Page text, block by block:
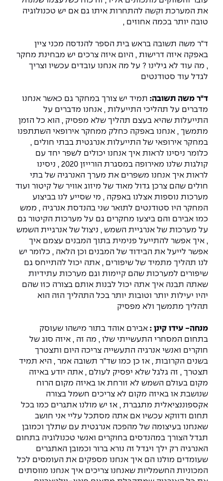
את המערכת וקשה להתחרות איתו גם אם יש טכנולוגיה
טובה יותר בכמה אחוזים ,
ד"ר משה תשובה בראש בית הספר להנדסה מכני ציין
באפקה איזה דרישות , היום איזה צרכים יש מבחינת מחקר
, מה עוד לא גילינו ? על מה אנחנו עובדים עכשיו וצריך
לגדל עוד סטודנטים
ד"ר משה תשובה: תמיד יש צורך במחקר גם כאשר אנחנו
מדברים על תהליכי התייעלות , אנחנו מדברים על
התייעלות שהיא בעצם תהליך שלא מפסיק , הוא כל הזמן
מתמשך , אנחנו באפקה כחלק ממחקר אירופאי השתתפנו
במחקר אירופאי של התייעלות אנרגטית בבתי חולים ,
כלומר ניסינו לראות איך אנחנו יכולים לשפר יחד עם
קולגות שלנו מאירופה במסגרת הורייזן 2020 , ניסינו
לראות איך אנחנו משפרים את מערך האנרגיה של בתי
חולים שהם צרכן גדול מאוד של מיזוג אוויר של קיטור ועוד
מערכות נוספות אצלנו באפקה , מי שסייע לנו בביצוע
המחקר היו סטודנטים לתואר שני בהנדסת אנרגיה , ממש
כמו אבירם והם ביצעו מחקרים גם על מערכות הקיטור גם
על מערכות של אנרגיית השמש , ניצול של אנרגיית השמש
, איך אפשר להתייעל פנימית בתוך המבנים עצמם איך
אפשר לייעל את הבידוד של המבנים וכן הלאה , כלומר יש
לנו תהליך מתמיד של שיפורים , אתה יכול להתייחס גם
שיפורים למערכות שהם קיימות וגם מערכות עתידיות
שאתה תבנה איך אתה יכול לבנות אותם בצורה כזו שהם
יהיו יעילות יותר וטובות יותר בכל התהליך הזה הוא
תהליך מתמשך ולא מפסיק
מנחה- עידו קינן : אבירם אוהד בתור מישהו שעוסק
בתחום המסחרי התעשייתי שלו , מה זה , איזה סוג של
חוקרים ואנשי אנרגיה התעשייה צריכה היום ותצטרך
בשנים הקרובות , אז כן כמו שד"ר תשובה אמר , היא תמיד
תצטרך , זה גלגל שלא יפסיק לעולם , אתה יודע באיזה
מקום בעולם השמש לא זורחת או באיזה מקום הרוח
שנושבת או באיזה מקום לא צריכים חשמל בצורה
אקספוננציאלית מתגברת , אז יש מולנו אתגרים כמו בכל
תחום ודווקא עכשיו אם אתה מסתכל עליי אני חושב
שאנחנו בעיצומה של מהפכה אנרגטית עם שתלך וכמובן
תגדל הצורך במהנדסים בחוקרים ואנשי טכנולוגיה בתחום
האנרגיה רק ילך ויגדל זה נורא ברור וכמובן האתגרים
שעומדים מולנו הם איך אנחנו מספקים את העומסים לכל
המכוניות החשמליות שאנחנו צריכים איך אנחנו מווסתים